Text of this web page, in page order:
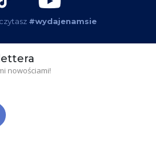
#wydajenamsie
nowościami!